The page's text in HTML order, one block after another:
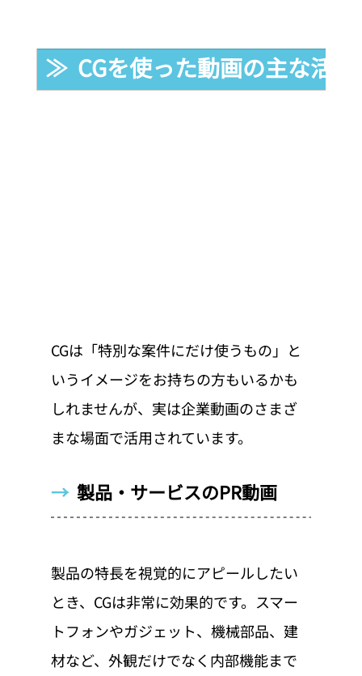
≫  CGを使った動画の主な活用
CGは「特別な案件にだけ使うもの」と
いうイメージをお持ちの方もいるかも
しれませんが、実は企業動画のさまざ
まな場面で活用されています。
→ 製品・サービスのPR動画
製品の特長を視覚的にアピールしたい
とき、CGは非常に効果的です。スマー
トフォンやガジェット、機械部品、建
材など、外観だけでなく内部機能まで